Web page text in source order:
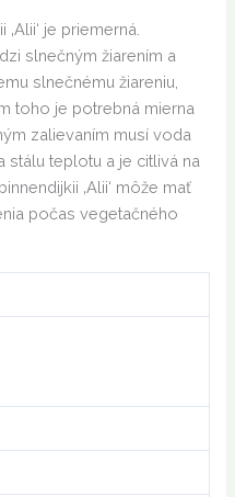
je priemerná.
slnečným žiarením a
slnečnému žiareniu,
toho je potrebná mierna
zalievaním musí voda
stálu teplotu a je citlivá na
‚Alii‘ môže mať
počas vegetačného